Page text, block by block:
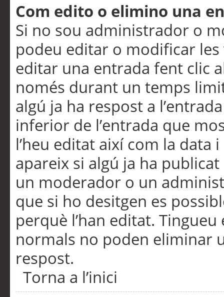
Com edito o elimino una
Si no sou administrador o
podeu editar o modificar
editar una entrada fent clic
només durant un temps
algú ja ha respost a
inferior de l’entrada que
l’heu editat així com la data
apareix si algú ja ha
un moderador o un
que si ho desitgen es
perquè l’han editat.
normals no poden eliminar
respost.
Torna a l’inici